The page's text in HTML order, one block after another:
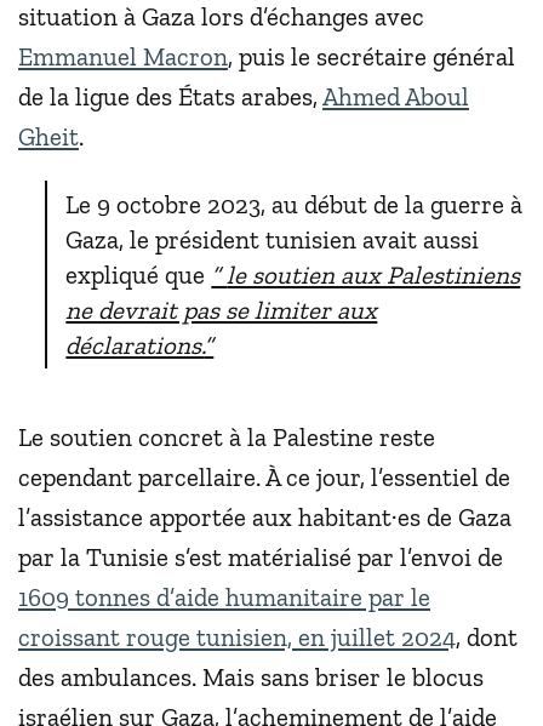
situation à Gaza lors d’échanges avec
Emmanuel Macron, puis le secrétaire général
de la ligue des États arabes, Ahmed Aboul
Gheit.
Le 9 octobre 2023, au début de la guerre à
Gaza, le président tunisien avait aussi
expliqué que “le soutien aux Palestiniens
ne devrait pas se limiter aux
déclarations.”
Le soutien concret à la Palestine reste
cependant parcellaire. À ce jour, l’essentiel de
l’assistance apportée aux habitant·es de Gaza
par la Tunisie s’est matérialisé par l’envoi de
1609 tonnes d’aide humanitaire par le
croissant rouge tunisien, en juillet 2024, dont
des ambulances. Mais sans briser le blocus
israélien sur Gaza, l’acheminement de l’aide